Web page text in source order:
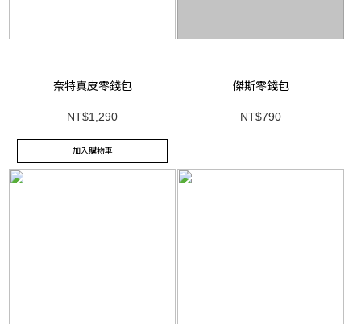
奈特真皮零錢包
NT$1,290
加入購物車
傑斯零錢包
NT$790